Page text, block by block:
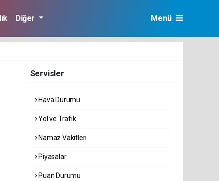
Diğer Menü
Servisler
Hava Durumu
Yol ve Trafik
Namaz Vakitleri
Piyasalar
Puan Durumu